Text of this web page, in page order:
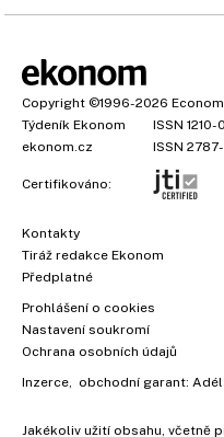
Copyright ©1996-2026
Týdeník Ekonom
ISSN 1210-
ekonom.cz
ISSN
Certifikováno:
Kontakty
Tiráž redakce Ekonom
Předplatné
Prohlášení o cookies
Nastavení soukromí
Ochrana osobních údajů
Inzerce, obchodní garant:
Jakékoliv užití obsahu, včetně